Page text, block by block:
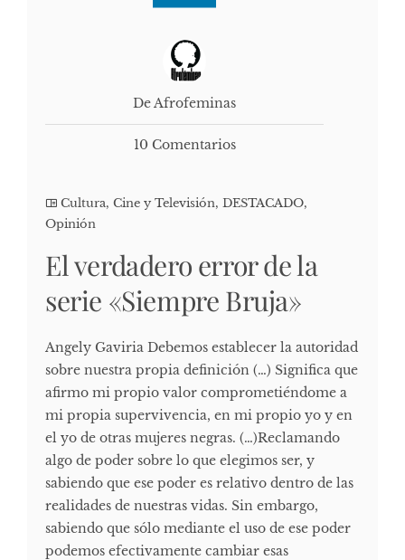
De Afrofeminas
10 Comentarios
Cultura, Cine y Televisión, DESTACADO,
Opinión
El verdadero error de la
serie «Siempre Bruja»
Angely Gaviria Debemos establecer la autoridad
sobre nuestra propia definición (…) Significa que
afirmo mi propio valor comprometiéndome a
mi propia supervivencia, en mi propio yo y en
el yo de otras mujeres negras. (…)Reclamando
algo de poder sobre lo que elegimos ser, y
sabiendo que ese poder es relativo dentro de las
realidades de nuestras vidas. Sin embargo,
sabiendo que sólo mediante el uso de ese poder
podemos efectivamente cambiar esas